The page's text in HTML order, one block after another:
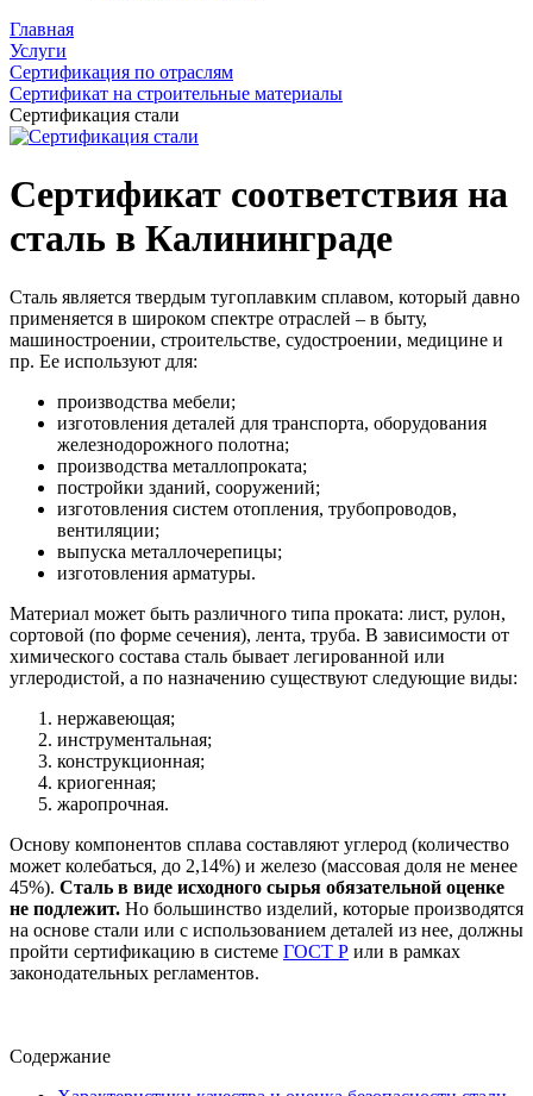
Главная
Услуги
Сертификация по отраслям
Сертификат на строительные материалы
Сертификация стали
Сертификат соответствия на
сталь в Калининграде
Сталь является твердым тугоплавким сплавом, который давно
применяется в широком спектре отраслей – в быту,
машиностроении, строительстве, судостроении, медицине и
пр. Ее используют для:
производства мебели;
изготовления деталей для транспорта, оборудования
железнодорожного полотна;
производства металлопроката;
постройки зданий, сооружений;
изготовления систем отопления, трубопроводов,
вентиляции;
выпуска металлочерепицы;
изготовления арматуры.
Материал может быть различного типа проката: лист, рулон,
сортовой (по форме сечения), лента, труба. В зависимости от
химического состава сталь бывает легированной или
углеродистой, а по назначению существуют следующие виды:
нержавеющая;
инструментальная;
конструкционная;
криогенная;
жаропрочная.
Основу компонентов сплава составляют углерод (количество
может колебаться, до 2,14%) и железо (массовая доля не менее
45%). Сталь в виде исходного сырья обязательной оценке
не подлежит. Но большинство изделий, которые производятся
на основе стали или с использованием деталей из нее, должны
пройти сертификацию в системе ГОСТ Р или в рамках
законодательных регламентов.
Содержание